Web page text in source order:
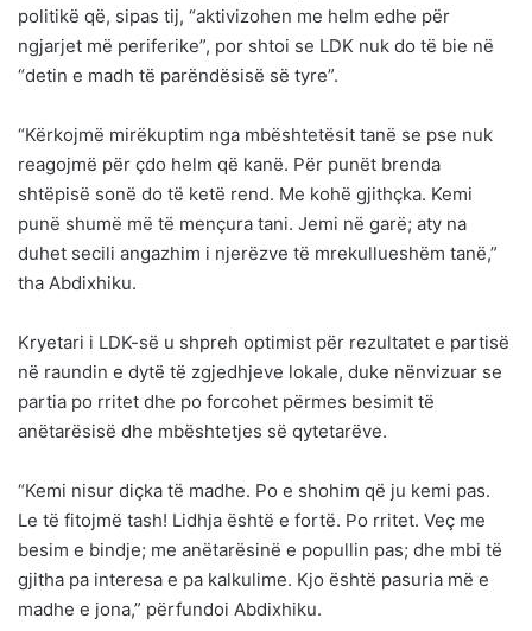
politikë që, sipas tij, “aktivizohen me helm edhe për
ngjarjet më periferike”, por shtoi se LDK nuk do të bie në
“detin e madh të parëndësisë së tyre”.
“Kërkojmë mirëkuptim nga mbështetësit tanë se pse nuk
reagojmë për çdo helm që kanë. Për punët brenda
shtëpisë sonë do të ketë rend. Me kohë gjithçka. Kemi
punë shumë më të mençura tani. Jemi në garë; aty na
duhet secili angazhim i njerëzve të mrekullueshëm tanë,”
tha Abdixhiku.
Kryetari i LDK-së u shpreh optimist për rezultatet e partisë
në raundin e dytë të zgjedhjeve lokale, duke nënvizuar se
partia po rritet dhe po forcohet përmes besimit të
anëtarësisë dhe mbështetjes së qytetarëve.
“Kemi nisur diçka të madhe. Po e shohim që ju kemi pas.
Le të fitojmë tash! Lidhja është e fortë. Po rritet. Veç me
besim e bindje; me anëtarësinë e popullin pas; dhe mbi të
gjitha pa interesa e pa kalkulime. Kjo është pasuria më e
madhe e jona,” përfundoi Abdixhiku.